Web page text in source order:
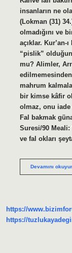
insanların ne
(Lokman (31)
olmadığını ve
açıklar. Kur’an-
“pislik”
mu? Alimler,
edilmemesinden
mahrum
bir kimse kâfir
olmaz, onu
Fal bakmak
Suresi/90
ve fal okları
Devamını
https://
https://